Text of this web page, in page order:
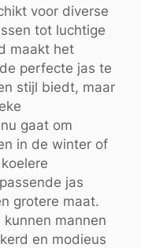
voor diverse
tot luchtige
maakt het
perfecte jas te
stijl biedt, maar
gaat om
in de winter of
jas
grotere maat.
mannen
en modieus